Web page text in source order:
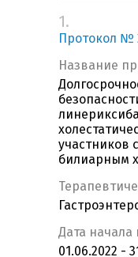
1.
Протокол №
Название
участников
билиарным
Дата начала
01.06.2022 -